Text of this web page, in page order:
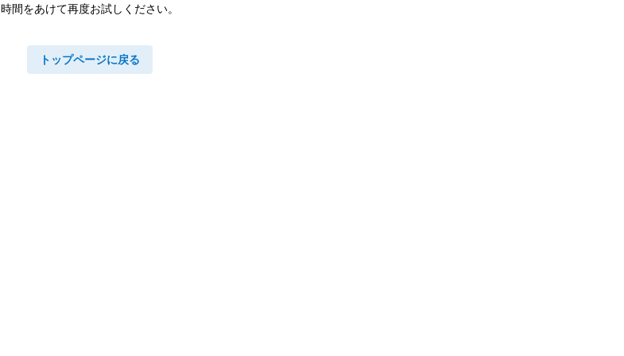
時間をあけて再度お試しください。
トップページに戻る